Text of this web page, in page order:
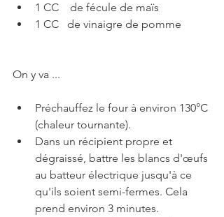
1 CC    de fécule de maïs
1 CC   de vinaigre de pomme
On y va ...
Préchauffez le four à environ 130°C
(chaleur tournante).
Dans un récipient propre et
dégraissé, battre les blancs d'œufs
au batteur électrique jusqu'à ce
qu'ils soient semi-fermes. Cela
prend environ 3 minutes.